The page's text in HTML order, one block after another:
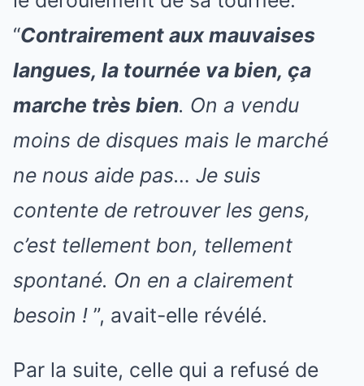
“Contrairement aux mauvaises
langues, la tournée va bien, ça
marche très bien. On a vendu
moins de disques mais le marché
ne nous aide pas… Je suis
contente de retrouver les gens,
c’est tellement bon, tellement
spontané. On en a clairement
besoin ! ”, avait-elle révélé.
Par la suite, celle qui a refusé de